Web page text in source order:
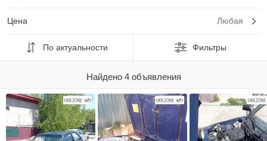
Цена Любая
По актуальности Фильтры
Найдено 4 объявления